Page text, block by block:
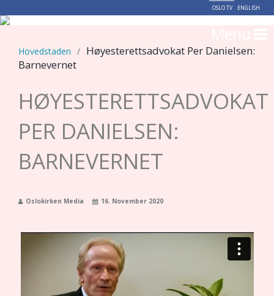
OSLO TV ENGLISH
Hovedstaden / Høyesterettsadvokat Per Danielsen:
Barnevernet
HØYESTERETTSADVOKAT
PER DANIELSEN:
BARNEVERNET
Oslokirken Media 16. November 2020